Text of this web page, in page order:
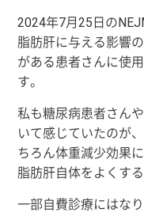
2024年7月25 日の
脂肪肝に与える影響
がある患者さんに使
す。
私も糖尿病患者さん
いて感じていたのが
ちろん体重減少効果
脂肪肝自体をよくす
一部自費診療にはな